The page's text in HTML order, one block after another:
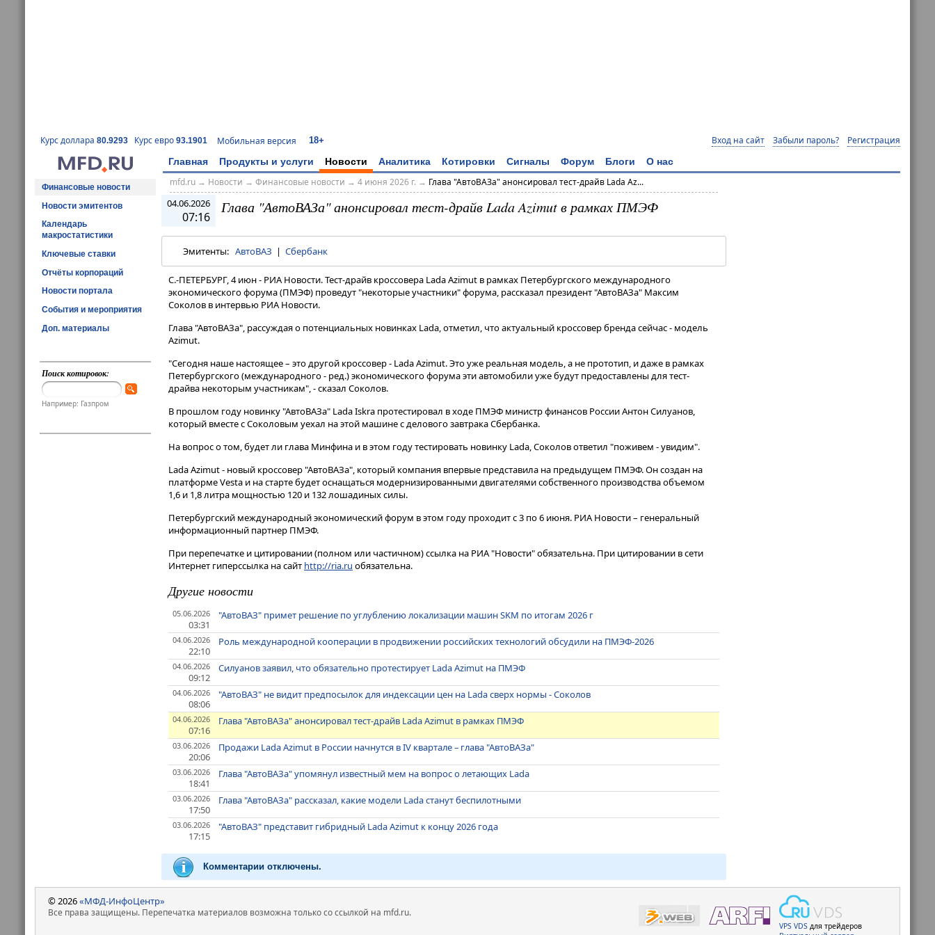
Курс доллара 80.9293 Курс евро 93.1901 Мобильная версия 18+ Вход на сайт Забыли пароль? Регистрация
Главная Продукты и услуги Новости Аналитика Котировки Сигналы Форум Блоги О нас
Финансовые новости
Новости эмитентов
Календарь
макростатистики
Ключевые ставки
Отчёты корпораций
Новости портала
События и мероприятия
Доп. материалы
Поиск котировок:
Например: Газпром
mfd.ru→ Новости → Финансовые новости → 4 июня 2026 г. → Глава "АвтоВАЗа" анонсировал тест-драйв Lada Az...
04.06.2026
07:16
Глава "АвтоВАЗа" анонсировал тест-драйв Lada Azimut в рамках ПМЭФ
Эмитенты: АвтоВАЗ | Сбербанк
С.-ПЕТЕРБУРГ, 4 июн - РИА Новости. Тест-драйв кроссовера Lada Azimut в рамках Петербургского международного
экономического форума (ПМЭФ) проведут "некоторые участники" форума, рассказал президент "АвтоВАЗа" Максим
Соколов в интервью РИА Новости​​​.
Глава "АвтоВАЗа", рассуждая о потенциальных новинках Lada, отметил, что актуальный кроссовер бренда сейчас - модель
Azimut.
"Сегодня наше настоящее – это другой кроссовер - Lada Azimut. Это уже реальная модель, а не прототип, и даже в рамках
Петербургского (международного - ред.) экономического форума эти автомобили уже будут предоставлены для тест-
драйва некоторым участникам", - сказал Соколов.
В прошлом году новинку "АвтоВАЗа" Lada Iskra протестировал в ходе ПМЭФ министр финансов России Антон Силуанов,
который вместе с Соколовым уехал на этой машине с делового завтрака Сбербанка.
На вопрос о том, будет ли глава Минфина и в этом году тестировать новинку Lada, Соколов ответил "поживем - увидим".
Lada Azimut - новый кроссовер "АвтоВАЗа", который компания впервые представила на предыдущем ПМЭФ. Он создан на
платформе Vesta и на старте будет оснащаться модернизированными двигателями собственного производства объемом
1,6 и 1,8 литра мощностью 120 и 132 лошадиных силы.
Петербургский международный экономический форум в этом году проходит с 3 по 6 июня. РИА Новости – генеральный
информационный партнер ПМЭФ.
При перепечатке и цитировании (полном или частичном) ссылка на РИА "Новости" обязательна. При цитировании в сети
Интернет гиперссылка на сайт http://ria.ru обязательна.
Другие новости
05.06.2026
03:31
"АвтоВАЗ" примет решение по углублению локализации машин SKM по итогам 2026 г
04.06.2026
22:10
Роль международной кооперации в продвижении российских технологий обсудили на ПМЭФ-2026
04.06.2026
09:12
Силуанов заявил, что обязательно протестирует Lada Azimut на ПМЭФ
04.06.2026
08:06
"АвтоВАЗ" не видит предпосылок для индексации цен на Lada сверх нормы - Соколов
04.06.2026
07:16
Глава "АвтоВАЗа" анонсировал тест-драйв Lada Azimut в рамках ПМЭФ
03.06.2026
20:06
Продажи Lada Azimut в России начнутся в IV квартале – глава "АвтоВАЗа"
03.06.2026
18:41
Глава "АвтоВАЗа" упомянул известный мем на вопрос о летающих Lada
03.06.2026
17:50
Глава "АвтоВАЗа" рассказал, какие модели Lada станут беспилотными
03.06.2026
17:15
"АвтоВАЗ" представит гибридный Lada Azimut к концу 2026 года
Комментарии отключены.
© 2026«МФД-ИнфоЦентр»
Все права защищены. Перепечатка материалов возможна только со ссылкой на mfd.ru.
VPS VDS для трейдеров